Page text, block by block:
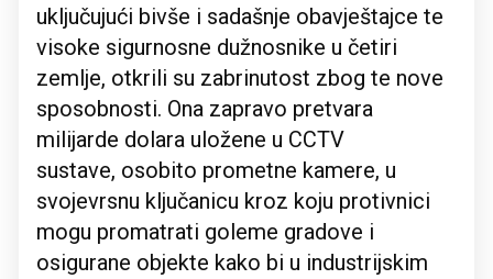
uključujući bivše i sadašnje obavještajce te
visoke sigurnosne dužnosnike u četiri
zemlje, otkrili su zabrinutost zbog te nove
sposobnosti. Ona zapravo pretvara
milijarde dolara uložene u CCTV
sustave, osobito prometne kamere, u
svojevrsnu ključanicu kroz koju protivnici
mogu promatrati goleme gradove i
osigurane objekte kako bi u industrijskim